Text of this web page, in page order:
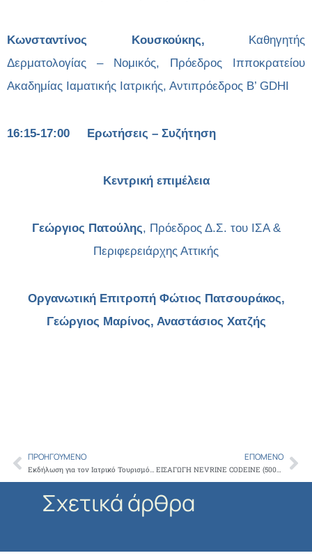
Κωνσταντίνος Κουσκούκης, Καθηγητής
Δερματολογίας – Νομικός, Πρόεδρος Ιπποκρατείου
Ακαδημίας Ιαματικής Ιατρικής, Αντιπρόεδρος Β’ GDHI
16:15-17:00 Ερωτήσεις – Συζήτηση
Κεντρική επιμέλεια
Γεώργιος Πατούλης, Πρόεδρος Δ.Σ. του ΙΣΑ &
Περιφερειάρχης Αττικής
Οργανωτική Επιτροπή Φώτιος Πατσουράκος,
Γεώργιος Μαρίνος, Αναστάσιος Χατζής
Prev
ΠΡΟΗΓΟΎΜΕΝΟ
Εκδήλωση για τον Ιατρικό Τουρισμό από τον Σύλλογο Αποφοίτων στην Ελλάδα του LSE
ΕΠΌΜΕΝΟ
ΕΙΣΑΓΩΓΗ NEVRINE CODEINE (500+50+30)MG/TAB (ΠΕΡΙΕΚΤΙΚΟΤΗΤΑ ΤΩΝ 30mg ΣΕ ΚΩΔΕΪΝΗ)
Σχετικά άρθρα